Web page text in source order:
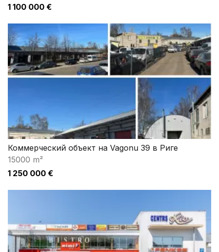
1 100 000 €
Коммерческий объект на Vagonu 39 в Риге
15000 m²
1 250 000 €